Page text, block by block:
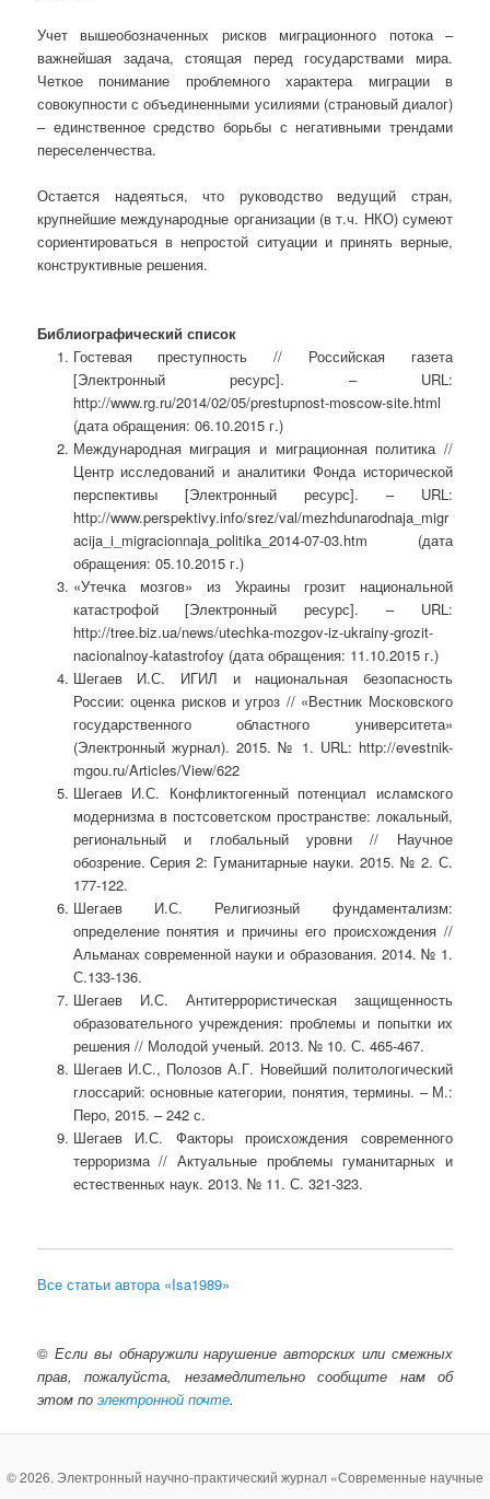
Учет вышеобозначенных рисков миграционного потока –
важнейшая задача, стоящая перед государствами мира.
Четкое понимание проблемного характера миграции в
совокупности с объединенными усилиями (страновый диалог)
– единственное средство борьбы с негативными трендами
переселенчества.
Остается надеяться, что руководство ведущий стран,
крупнейшие международные организации (в т.ч. НКО) сумеют
сориентироваться в непростой ситуации и принять верные,
конструктивные решения.
Библиографический список
Гостевая преступность // Российская газета
[Электронный ресурс]. – URL:
http://www.rg.ru/2014/02/05/prestupnost-moscow-site.html
(дата обращения: 06.10.2015 г.)
Международная миграция и миграционная политика //
Центр исследований и аналитики Фонда исторической
перспективы [Электронный ресурс]. – URL:
http://www.perspektivy.info/srez/val/mezhdunarodnaja_migr
acija_i_migracionnaja_politika_2014-07-03.htm (дата
обращения: 05.10.2015 г.)
«Утечка мозгов» из Украины грозит национальной
катастрофой [Электронный ресурс]. – URL:
http://tree.biz.ua/news/utechka-mozgov-iz-ukrainy-grozit-
nacionalnoy-katastrofoy (дата обращения: 11.10.2015 г.)
Шегаев И.С. ИГИЛ и национальная безопасность
России: оценка рисков и угроз // «Вестник Московского
государственного областного университета»
(Электронный журнал). 2015. № 1. URL: http://evestnik-
mgou.ru/Articles/View/622
Шегаев И.С. Конфликтогенный потенциал исламского
модернизма в постсоветском пространстве: локальный,
региональный и глобальный уровни // Научное
обозрение. Серия 2: Гуманитарные науки. 2015. № 2. С.
177-122.
Шегаев И.С. Религиозный фундаментализм:
определение понятия и причины его происхождения //
Альманах современной науки и образования. 2014. № 1.
С.133-136.
Шегаев И.С. Антитеррористическая защищенность
образовательного учреждения: проблемы и попытки их
решения // Молодой ученый. 2013. № 10. С. 465-467.
Шегаев И.С., Полозов А.Г. Новейший политологический
глоссарий: основные категории, понятия, термины. – М.:
Перо, 2015. – 242 с.
Шегаев И.С. Факторы происхождения современного
терроризма // Актуальные проблемы гуманитарных и
естественных наук. 2013. № 11. С. 321-323.
Все статьи автора «Isa1989»
© Если вы обнаружили нарушение авторских или смежных
прав, пожалуйста, незамедлительно сообщите нам об
этом поэлектронной почте.
© 2026. Электронный научно-практический журнал «Современные научные